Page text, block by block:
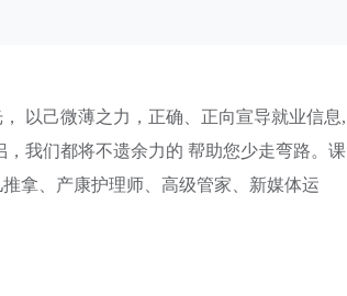
以己微薄之力，正确、正向宣导就业信息,
我们都将不遗余力的 帮助您少走弯路。 课
拿、产康护理师、高级管家、新媒体运